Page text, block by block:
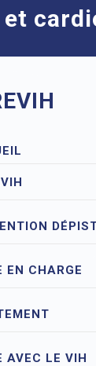
et
EN CHARGE
AVEC LE VIH